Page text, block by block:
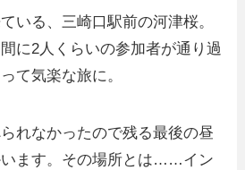
いる、三崎口駅前の河津桜。
に2人くらいの参加者が通り過
て気楽な旅に。
れなかったので残る最後の昼
います。その場所とは……イン